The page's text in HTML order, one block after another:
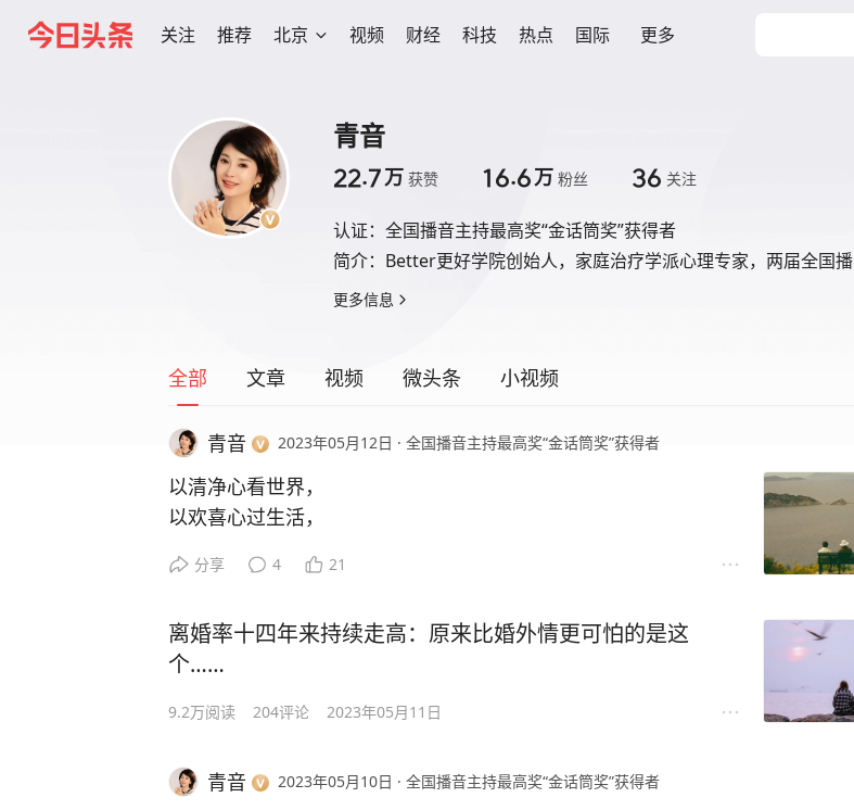
关注 推荐 北京 视频 财经 科技 热点 国际 更多
青音
22.7万 获赞 16.6万 粉丝 36 关注
认证： 全国播音主持最高奖“金话筒奖”获得者
简介： Better更好学院创始人，家庭治疗学派心理专家，两届全国播
更多信息
全部 文章 视频 微头条 小视频
青音 2023年05月12日 · 全国播音主持最高奖“金话筒奖”获得者
以清净心看世界，
以欢喜心过生活，
以柔软心除挂碍。
——林清玄《人生最美是清欢》
#爱自己# #生活哲理#
分享 4 21
离婚率十四年来持续走高：原来比婚外情更可怕的是这
个……
9.2万阅读 204评论 2023年05月11日
青音 2023年05月10日 · 全国播音主持最高奖“金话筒奖”获得者